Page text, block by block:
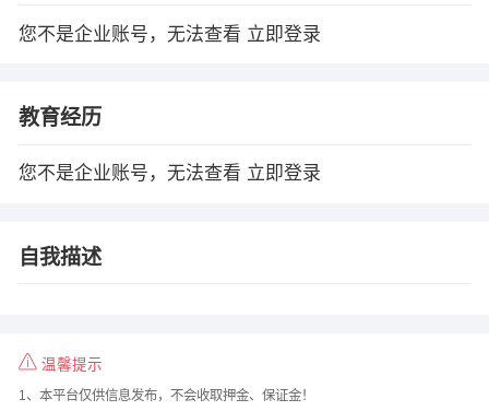
您不是企业账号，无法查看 立即登录
教育经历
您不是企业账号，无法查看 立即登录
自我描述
温馨提示
1、本平台仅供信息发布，不会收取押金、保证金！